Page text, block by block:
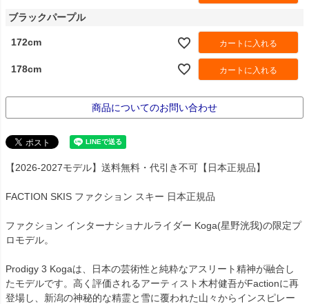
ブラックパープル
172cm カートに入れる
178cm カートに入れる
商品についてのお問い合わせ
【2026-2027モデル】送料無料・代引き不可【日本正規品】
FACTION SKIS ファクション スキー 日本正規品
ファクション インターナショナルライダー Koga(星野洸我)の限定プ
ロモデル。
Prodigy 3 Kogaは、日本の芸術性と純粋なアスリート精神が融合し
たモデルです。高く評価されるアーティスト木村健吾がFactionに再
登場し、新潟の神秘的な精霊と雪に覆われた山々からインスピレー